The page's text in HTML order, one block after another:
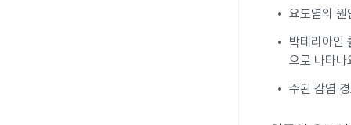
요도염의 원
박테리아인
으로 나타나
주된 감염